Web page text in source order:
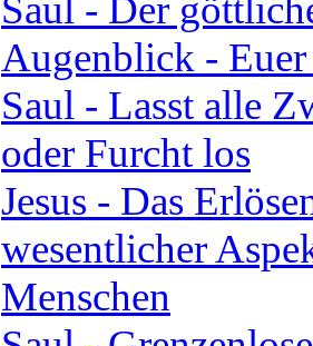
Augenblick -
Saul - Lasst alle
oder Furcht los
Jesus - Das
wesentlicher
Menschen